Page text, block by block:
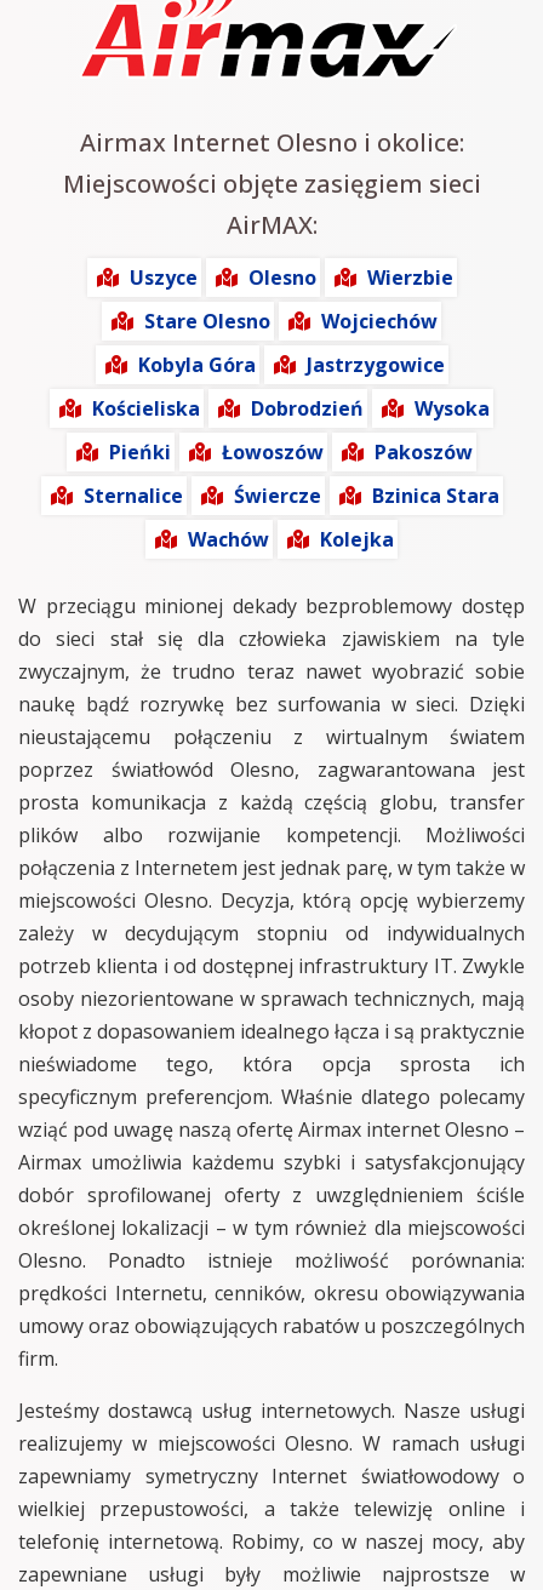
Airmax Internet Olesno i okolice:
Miejscowości objęte zasięgiem sieci
AirMAX:
Uszyce Olesno
Wierzbie
Stare Olesno
Wojciechów
Kobyla Góra
Jastrzygowice
Kościeliska
Dobrodzień
Wysoka
Pieńki
Łowoszów
Pakoszów
Sternalice
Świercze
Bzinica Stara
Wachów
Kolejka
W przeciągu minionej dekady bezproblemowy dostęp
do sieci stał się dla człowieka zjawiskiem na tyle
zwyczajnym, że trudno teraz nawet wyobrazić sobie
naukę bądź rozrywkę bez surfowania w sieci. Dzięki
nieustającemu połączeniu z wirtualnym światem
poprzez światłowód Olesno, zagwarantowana jest
prosta komunikacja z każdą częścią globu, transfer
plików albo rozwijanie kompetencji. Możliwości
połączenia z Internetem jest jednak parę, w tym także w
miejscowości Olesno. Decyzja, którą opcję wybierzemy
zależy w decydującym stopniu od indywidualnych
potrzeb klienta i od dostępnej infrastruktury IT. Zwykle
osoby niezorientowane w sprawach technicznych, mają
kłopot z dopasowaniem idealnego łącza i są praktycznie
nieświadome tego, która opcja sprosta ich
specyficznym preferencjom. Właśnie dlatego polecamy
wziąć pod uwagę naszą ofertę Airmax internet Olesno –
Airmax umożliwia każdemu szybki i satysfakcjonujący
dobór sprofilowanej oferty z uwzględnieniem ściśle
określonej lokalizacji – w tym również dla miejscowości
Olesno. Ponadto istnieje możliwość porównania:
prędkości Internetu, cenników, okresu obowiązywania
umowy oraz obowiązujących rabatów u poszczególnych
firm.
Jesteśmy dostawcą usług internetowych. Nasze usługi
realizujemy w miejscowości Olesno. W ramach usługi
zapewniamy symetryczny Internet światłowodowy o
wielkiej przepustowości, a także telewizję online i
telefonię internetową. Robimy, co w naszej mocy, aby
zapewniane usługi były możliwie najprostsze w